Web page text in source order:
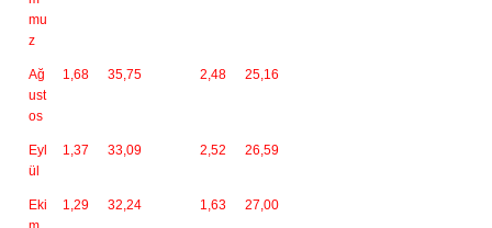
mu
z
Ağ
ust
os
1,68 35,75 2,48 25,16
Eyl
ül
1,37 33,09 2,52 26,59
Eki
1,29 32,24 1,63 27,00